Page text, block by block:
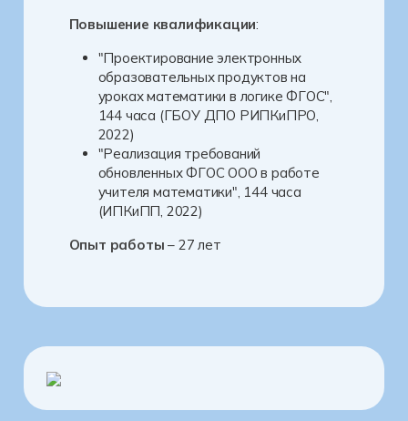
Повышение квалификации:
"Проектирование электронных
образовательных продуктов на
уроках математики в логике ФГОС",
144 часа (ГБОУ ДПО РИПКиПРО,
2022)
"Реализация требований
обновленных ФГОС ООО в работе
учителя математики", 144 часа
(ИПКиПП, 2022)
Опыт работы – 27 лет